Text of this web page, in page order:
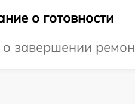
о готовности